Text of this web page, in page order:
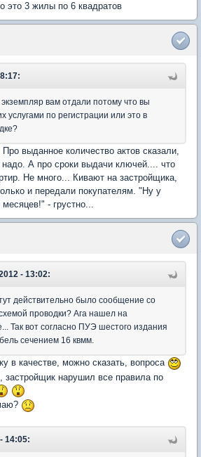
это 3 жилы по 6 квадратов
вам отдали потому что вы
услугами по регистрации или это в
выданное количество актов сказали,
надо. А про сроки выдачи ключей.... что
Не много... Кивают на застройщика,
и передали покупателям. "Ну у
- грустно...
- 13:02:
действительно было сообщение со
проводки? Ага нашел на
Так вот согласно ПУЭ шестого издания
сечением 16 квмм.
в качестве, можно сказать, вопроса
застройщик нарушил все правила по
14:05: